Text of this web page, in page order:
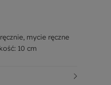
mycie ręczne
10 cm